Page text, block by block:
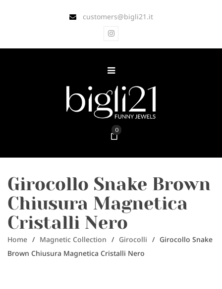
customers@bigli21.it
0
Girocollo Snake Brown
Chiusura Magnetica
Cristalli Nero
Home / Magnetic Collection / Girocolli / Girocollo Snake
Brown Chiusura Magnetica Cristalli Nero